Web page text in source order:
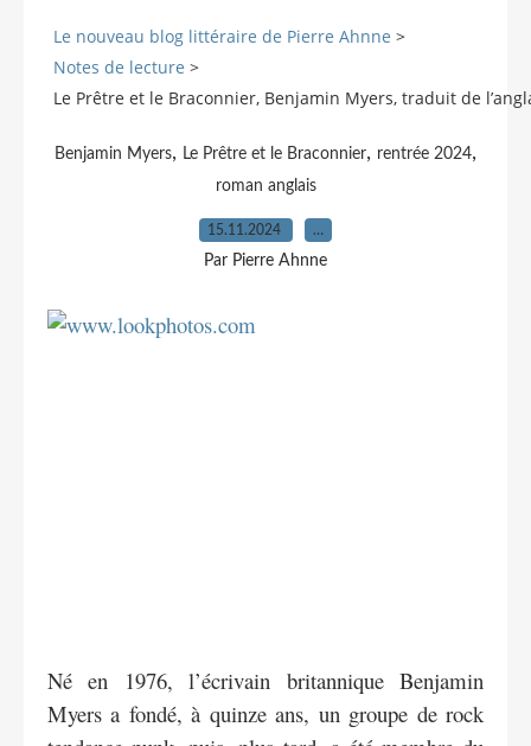
Le nouveau blog littéraire de Pierre Ahnne >
Notes de lecture >
Le Prêtre et le Braconnier, Benjamin Myers, traduit de
Benjamin Myers, Le Prêtre et le Braconnier, rentrée 2024,
roman anglais
15.11.2024 …
Par Pierre Ahnne
Né en 1976, l’écrivain britannique Benjamin
Myers a fondé, à quinze ans, un groupe de rock